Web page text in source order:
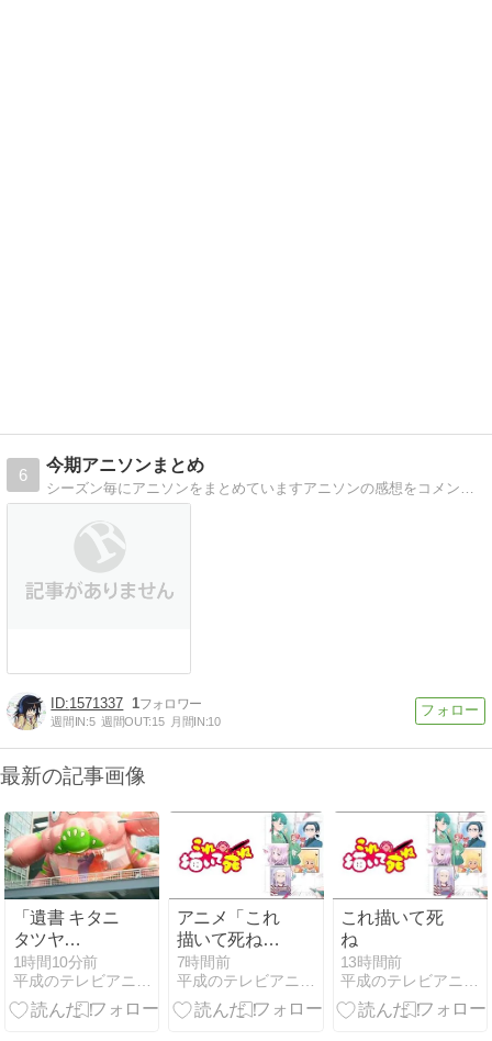
6
今期アニソンまとめ
シーズン毎にアニソンをまとめていますアニソンの感想をコメントより募集中です
1571337 1
週間IN:5 週間OUT:15 月間IN:10
最新の記事画像
「遺書 キタニ
タツヤ
[MP3]」（『こ
れ描いて死
ね』オープニ
1時間10分前
平成のテレビアニメ＆令和のテレビアニメ
アニメ「これ
描いて死ね」
令和8年(2026
年)の動画を
Amazon Prime
7時間前
平成のテレビアニメ＆令和のテレビアニメ
これ描いて死
ね
13時間前
平成のテレビアニメ＆令和のテレビアニメ